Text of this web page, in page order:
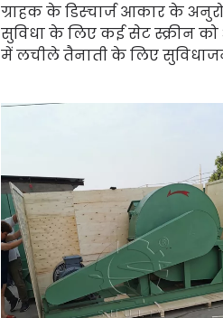
ग्राहक के डिस्चार्ज आकार के
सुविधा के लिए कई सेट स्क्रीन
में लचीले तैनाती के लिए